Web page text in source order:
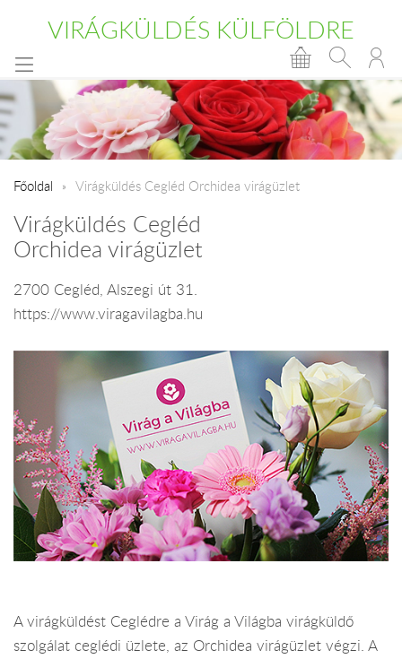
VIRÁGKÜLDÉS KÜLFÖLDRE
Főoldal Virágküldés Cegléd Orchidea virágüzlet
Virágküldés Cegléd
Orchidea virágüzlet
2700 Cegléd, Alszegi út 31.
https://www.viragavilagba.hu
A virágküldést Ceglédre a Virág a Világba virágküldő
szolgálat ceglédi üzlete, az Orchidea virágüzlet végzi. A